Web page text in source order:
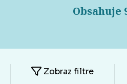
Obsahuje
Zobraz filtre